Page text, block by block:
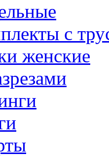
с
женские